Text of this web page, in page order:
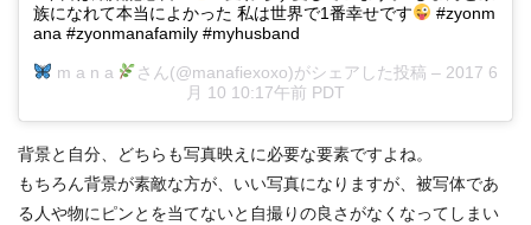
族になれて本当によかった 私は世界で1番幸せです
#zyonm
ana #zyonmanafamily #myhusband
m a n a さん(@manafiexoxo)がシェアした投稿 – 2017 6
月 10 10:17午前 PDT
背景と自分、どちらも写真映えに必要な要素ですよね。
もちろん背景が素敵な方が、いい写真になりますが、被写体であ
る人や物にピンとを当てないと自撮りの良さがなくなってしまい